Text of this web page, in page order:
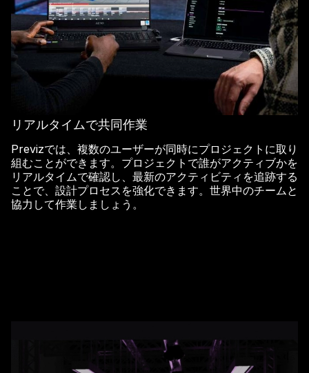
リアルタイムで共同作業
Previzでは、複数のユーザーが同時にプロジェクトに取り
組むことができます。プロジェクトで誰がアクティブかを
リアルタイムで確認し、最新のアクティビティを追跡する
ことで、設計プロセスを強化できます。世界中のチームと
協力して作業しましょう。